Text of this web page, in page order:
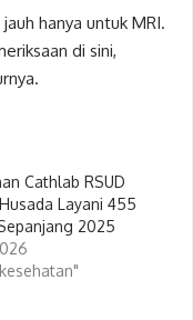
hanya untuk MRI.
di sini,
Cathlab RSUD
Layani 455
2025